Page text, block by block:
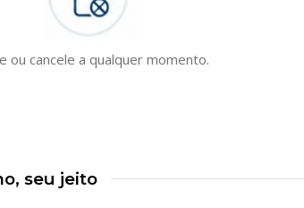
ou cancele a qualquer momento.
seu jeito